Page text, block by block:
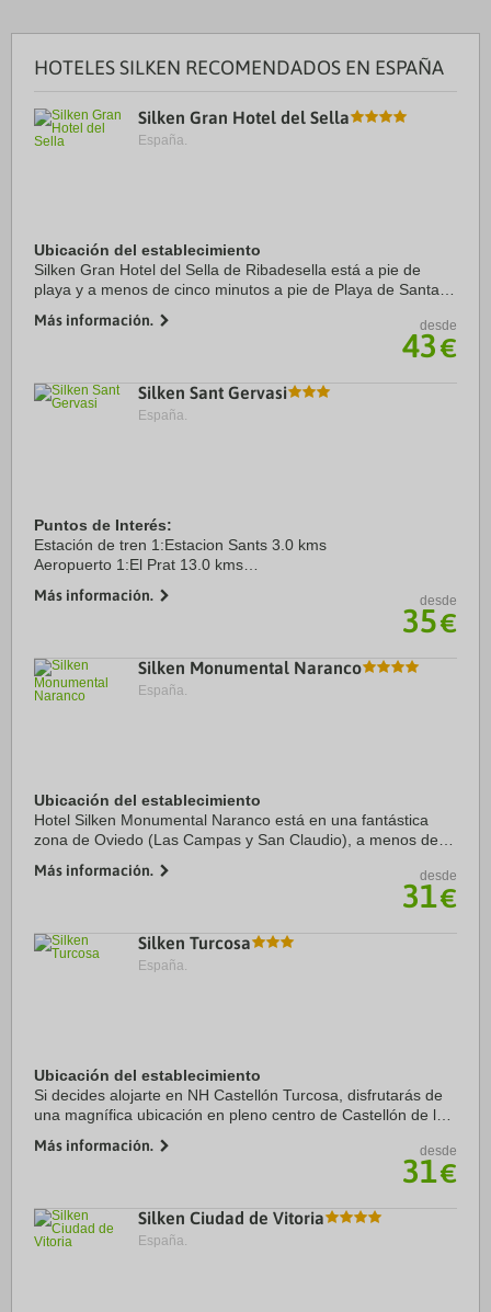
HOTELES SILKEN RECOMENDADOS EN ESPAÑA
Silken Gran Hotel del Sella
España.
Ubicación del establecimiento
Silken Gran Hotel del Sella de Ribadesella está a pie de
playa y a menos de cinco minutos a pie de Playa de Santa
encuentra a 1 km de Cueva de Tito ...
Más información. desde
43€
Silken Sant Gervasi
España.
Puntos de Interés:
Estación de tren 1:Estacion Sants 3.0 kms
Aeropuerto 1:El Prat 13.0 kms
Centro Ciudad:Ramblas 3.0 kms
Más información. desde
35€
Silken Monumental Naranco
España.
Ubicación del establecimiento
Hotel Silken Monumental Naranco está en una fantástica
zona de Oviedo (Las Campas y San Claudio), a menos de
Uría. Además, este hotel se encuentra a ...
Más información. desde
31€
Silken Turcosa
España.
Ubicación del establecimiento
Si decides alojarte en NH Castellón Turcosa, disfrutarás de
una magnífica ubicación en pleno centro de Castellón de la
a pie de Gran Casino ...
Más información. desde
31€
Silken Ciudad de Vitoria
España.